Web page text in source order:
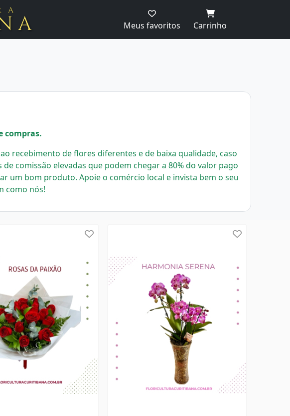
Meus favoritos Carrinho
compras.
recebimento de flores diferentes e de baixa qualidade, caso
comissão elevadas que podem chegar a 80% do valor pago
um bom produto. Apoie o comércio local e invista bem o seu
como nós!